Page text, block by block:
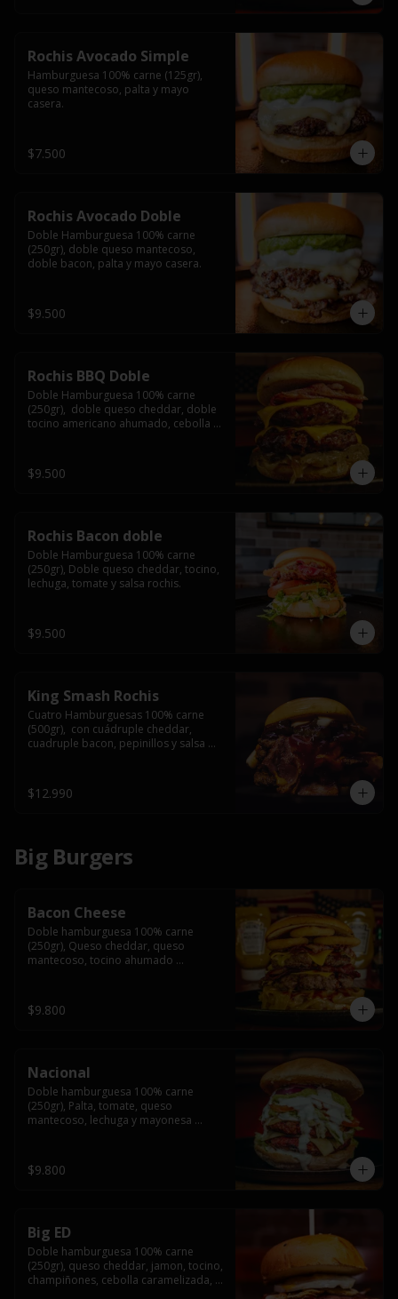
Rochis Avocado Simple
Hamburguesa 100% carne (125gr),
queso mantecoso, palta y mayo
casera.
$7.500
Rochis Avocado Doble
Doble Hamburguesa 100% carne
(250gr), doble queso mantecoso,
doble bacon, palta y mayo casera.
$9.500
Rochis BBQ Doble
Doble Hamburguesa 100% carne
(250gr),  doble queso cheddar, doble
tocino americano ahumado, cebolla
$9.500
Rochis Bacon doble
Doble Hamburguesa 100% carne
(250gr), Doble queso cheddar, tocino,
lechuga, tomate y salsa rochis.
$9.500
King Smash Rochis
Cuatro Hamburguesas 100% carne
(500gr),  con cuádruple cheddar,
cuadruple bacon, pepinillos y salsa
$12.990
Big Burgers
Bacon Cheese
Doble hamburguesa 100% carne
(250gr), Queso cheddar, queso
mantecoso, tocino ahumado
brioche y acompañado de papas
fritas.
$9.800
Nacional
Doble hamburguesa 100% carne
(250gr), Palta, tomate, queso
mantecoso, lechuga y mayonesa
$9.800
Big ED
Doble hamburguesa 100% carne
(250gr), queso cheddar, jamon, tocino,
champiñones, cebolla caramelizada,